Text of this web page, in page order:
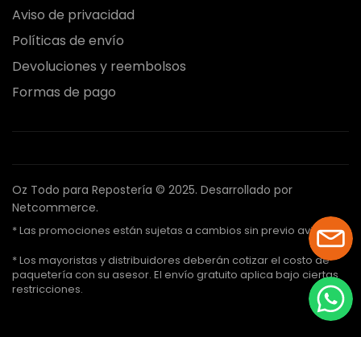
Aviso de privacidad
Políticas de envío
Devoluciones y reembolsos
Formas de pago
Oz Todo para Repostería © 2025. Desarrollado por
Netcommerce.
* Las promociones están sujetas a cambios sin previo aviso.
* Los mayoristas y distribuidores deberán cotizar el costo de
paquetería con su asesor. El envío gratuito aplica bajo ciertas
restricciones.